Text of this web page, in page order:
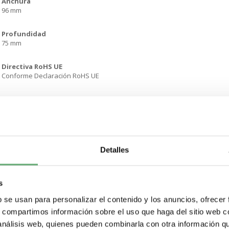
Detalles
usan para personalizar el contenido y los anuncios,
información sobre el uso que haga del sitio web
web, quienes pueden combinarla con otra información
96 mm
Profundidad
75 mm
Directiva RoHS UE
Conforme Declaración RoHS UE
específico y nunca terminar en un contenedor de basura.
ES
Periodo de garantía
18 months